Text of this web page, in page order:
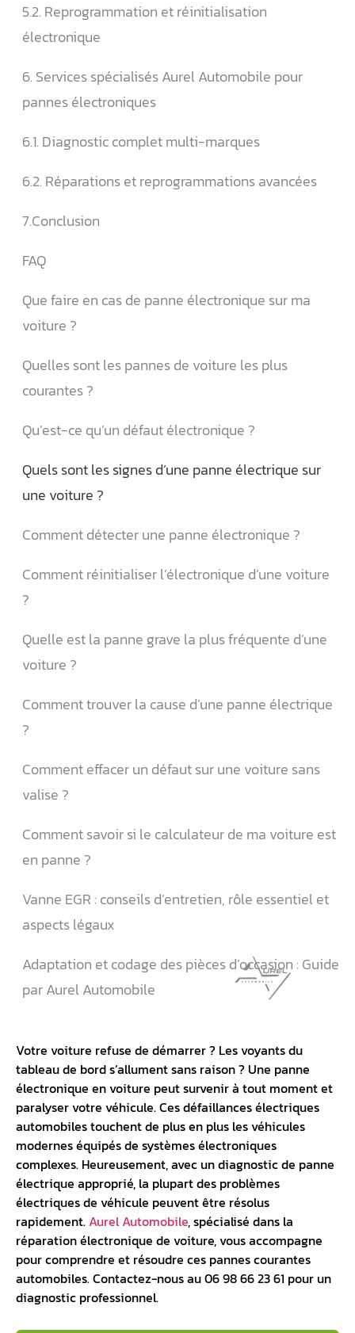
5.2. Reprogrammation et réinitialisation
électronique
6. Services spécialisés Aurel Automobile pour
pannes électroniques
6.1. Diagnostic complet multi-marques
6.2. Réparations et reprogrammations avancées
7.Conclusion
FAQ
Que faire en cas de panne électronique sur ma
voiture ?
Quelles sont les pannes de voiture les plus
courantes ?
Qu’est-ce qu’un défaut électronique ?
Quels sont les signes d’une panne électrique sur
une voiture ?
Comment détecter une panne électronique ?
Comment réinitialiser l’électronique d’une voiture
?
Quelle est la panne grave la plus fréquente d’une
voiture ?
Comment trouver la cause d’une panne électrique
?
Comment effacer un défaut sur une voiture sans
valise ?
Comment savoir si le calculateur de ma voiture est
en panne ?
Vanne EGR : conseils d’entretien, rôle essentiel et
aspects légaux
Adaptation et codage des pièces d’occasion : Guide
par Aurel Automobile
Votre voiture refuse de démarrer ? Les voyants du
tableau de bords’allument sans raison ? Une panne
électronique en voiture peut survenir à tout moment et
paralyser votre véhicule. Ces défaillances électriques
automobiles touchent de plus en plus les véhicules
modernes équipés de systèmes électroniques
complexes. Heureusement, avec un diagnostic de panne
électrique approprié, la plupart des problèmes
électriques de véhicule peuvent être résolus
rapidement.Aurel Automobile, spécialisé dans la
réparation électronique de voiture, vous accompagne
pour comprendre et résoudre ces pannes courantes
automobiles. Contactez-nous au 06 98 66 23 61 pour un
diagnostic professionnel.